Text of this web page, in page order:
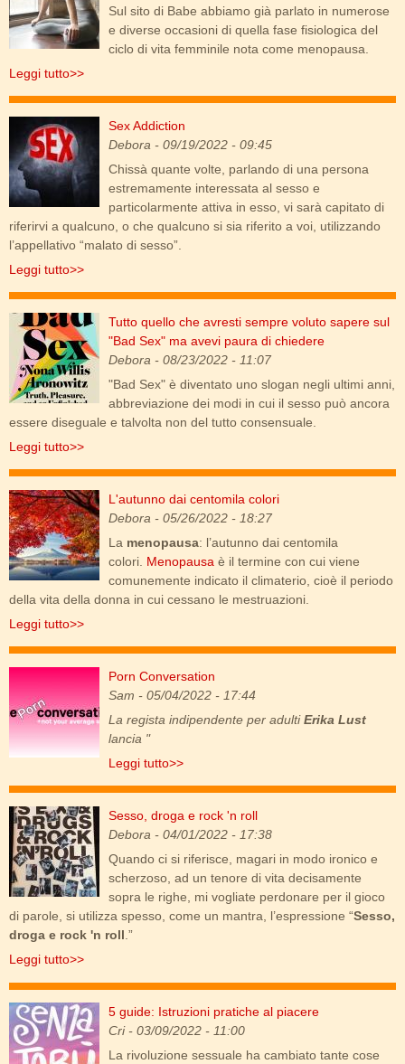
Sul sito di Babe abbiamo già parlato in numerose
e diverse occasioni di quella fase fisiologica del
ciclo di vita femminile nota come menopausa.
Leggi tutto>>
sex-addiction-1.jpg
Sex Addiction
Debora - 09/19/2022 - 09:45
Chissà quante volte, parlando di una persona
estremamente interessata al sesso e
particolarmente attiva in esso, vi sarà capitato di
riferirvi a qualcuno, o che qualcuno si sia riferito a voi, utilizzando
l’appellativo “malato di sesso”.
Leggi tutto>>
bad_sex_cover.jpg
Tutto quello che avresti sempre voluto sapere sul
"Bad Sex" ma avevi paura di chiedere
Debora - 08/23/2022 - 11:07
"Bad Sex" è diventato uno slogan negli ultimi anni,
abbreviazione dei modi in cui il sesso può ancora
essere diseguale e talvolta non del tutto consensuale.
Leggi tutto>>
autunno_colori_2.jpg
L'autunno dai centomila colori
Debora - 05/26/2022 - 18:27
La menopausa: l’autunno dai centomila
colori. Menopausa è il termine con cui viene
comunemente indicato il climaterio, cioè il periodo
della vita della donna in cui cessano le mestruazioni.
Leggi tutto>>
porn_conversation.jpg
Porn Conversation
Sam - 05/04/2022 - 17:44
La regista indipendente per adultiErika Lust
lancia "
Leggi tutto>>
sex_drugs_rock.jpg
Sesso, droga e rock 'n roll
Debora - 04/01/2022 - 17:38
Quando ci si riferisce, magari in modo ironico e
scherzoso, ad un tenore di vita decisamente
sopra le righe, mi vogliate perdonare per il gioco
di parole, si utilizza spesso, come un mantra, l’espressione “Sesso,
droga e rock 'n roll .”
Leggi tutto>>
senza_tabu.jpg
5 guide: Istruzioni pratiche al piacere
Cri- 03/09/2022 - 11:00
La rivoluzione sessuale ha cambiato tante cose